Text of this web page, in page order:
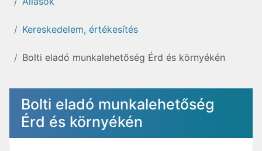
Kereskedelem, értékesítés
Bolti eladó munkalehetőség Érd és környékén
Bolti eladó munkalehetőség
Érd és környékén